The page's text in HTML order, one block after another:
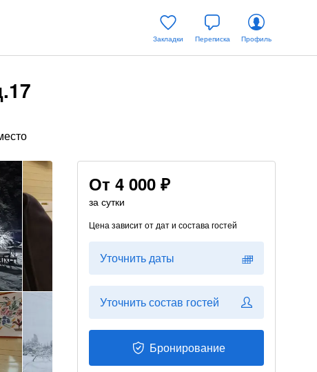
Закладки Переписка Профиль
От 4 000 ₽
за сутки
Цена зависит от дат и состава гостей
Уточнить даты
Уточнить состав гостей
Бронирование